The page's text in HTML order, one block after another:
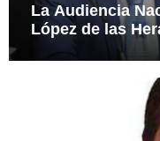
La Audiencia
López de las
presuntas
112,8 millones a